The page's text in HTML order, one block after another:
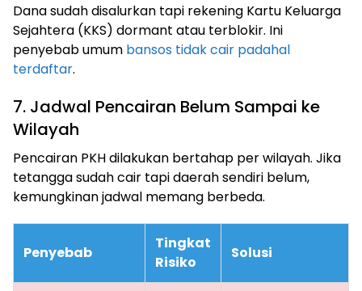
Dana sudah disalurkan tapi rekening Kartu Keluarga
Sejahtera (KKS) dormant atau terblokir. Ini
penyebab umum bansos tidak cair padahal
terdaftar.
7. Jadwal Pencairan Belum Sampai ke
Wilayah
Pencairan PKH dilakukan bertahap per wilayah. Jika
tetangga sudah cair tapi daerah sendiri belum,
kemungkinan jadwal memang berbeda.
Penyebab
Tingkat
Risiko
Solusi